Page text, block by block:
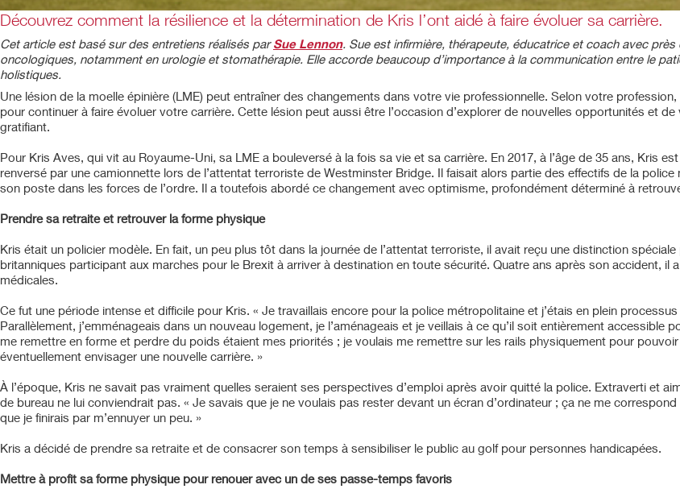
Découvrez comment la résilience et la détermination de Kris l’ont aidé à faire évoluer sa carrière.
Cet article est basé sur des entretiens réalisés parSue Lennon. Sue est infirmière, thérapeute, éducatrice et coach avec
oncologiques, notamment en urologie et stomathérapie. Elle accorde beaucoup d’importance à la communication entre le
holistiques.
Une lésion de la moelle épinière (LME) peut entraîner des changements dans votre vie professionnelle. Selon votre
pour continuer à faire évoluer votre carrière. Cette lésion peut aussi être l’occasion d’explorer de nouvelles opportunités et
gratifiant.
Pour Kris Aves, qui vit au Royaume-Uni, sa LME a bouleversé à la fois sa vie et sa carrière. En 2017, à l’âge de 35 ans, Kris
renversé par une camionnette lors de l’attentat terroriste de Westminster Bridge. Il faisait alors partie des effectifs de la
son poste dans les forces de l’ordre. Il a toutefois abordé ce changement avec optimisme, profondément déterminé à
Prendre sa retraite et retrouver la forme physique
Kris était un policier modèle. En fait, un peu plus tôt dans la journée de l’attentat terroriste, il avait reçu une distinction
britanniques participant aux marches pour le Brexit à arriver à destination en toute sécurité. Quatre ans après son accident, il
médicales.
Ce fut une période intense et difficile pour Kris. « Je travaillais encore pour la police métropolitaine et j’étais en plein
Parallèlement, j’emménageais dans un nouveau logement, je l’aménageais et je veillais à ce qu’il soit entièrement accessible
me remettre en forme et perdre du poids étaient mes priorités ; je voulais me remettre sur les rails physiquement pour
éventuellement envisager une nouvelle carrière. »
À l’époque, Kris ne savait pas vraiment quelles seraient ses perspectives d’emploi après avoir quitté la police. Extraverti et
de bureau ne lui conviendrait pas. « Je savais que je ne voulais pas rester devant un écran d’ordinateur ; ça ne me
que je finirais par m’ennuyer un peu. »
Kris a décidé de prendre sa retraite et de consacrer son temps à sensibiliser le public au golf pour personnes handicapées.
Mettre à profit sa forme physique pour renouer avec un de ses passe-temps favoris